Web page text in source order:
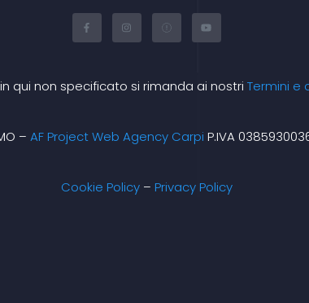
F
a
c
e
k
-
I
n
s
t
a
m
X
-
t
w
e
r
Y
o
t
qui non specificato si rimanda ai nostri Termini e
– AF Project Web Agency Carpi P.IVA
Cookie Policy– Privacy Policy